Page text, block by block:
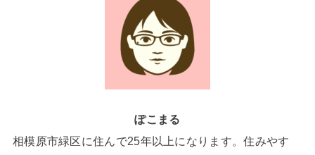
ぽこまる
相模原市緑区に住んで25年以上になります。住みやす